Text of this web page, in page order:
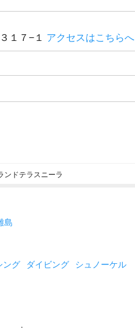
１７−１ アクセスはこちらへ
ンドテラスニーラ
島
ング ダイビング シュノーケル